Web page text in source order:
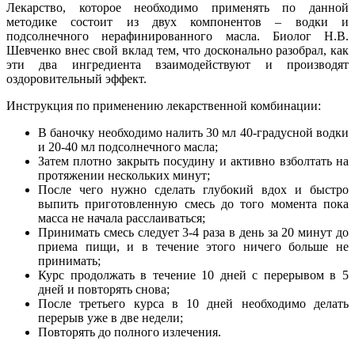
Лекарство, которое необходимо применять по данной
методике состоит из двух компонентов – водки и
подсолнечного нерафинированного масла. Биолог Н.В.
Шевченко внес свой вклад тем, что досконально разобрал, как
эти два ингредиента взаимодействуют и производят
оздоровительный эффект.
Инструкция по применению лекарственной комбинации:
В баночку необходимо налить 30 мл 40-градусной водки
и 20-40 мл подсолнечного масла;
Затем плотно закрыть посудину и активно взболтать на
протяжении нескольких минут;
После чего нужно сделать глубокий вдох и быстро
выпить приготовленную смесь до того момента пока
масса не начала расслаиваться;
Принимать смесь следует 3-4 раза в день за 20 минут до
приема пищи, и в течение этого ничего больше не
принимать;
Курс продолжать в течение 10 дней с перерывом в 5
дней и повторять снова;
После третьего курса в 10 дней необходимо делать
перерыв уже в две недели;
Повторять до полного излечения.